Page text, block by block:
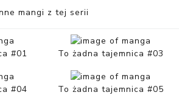
mangi z tej serii
#01 To żadna tajemnica #03
#04 To żadna tajemnica #05